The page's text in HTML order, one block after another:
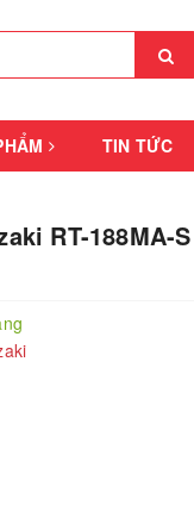
TIN TỨC
RT-188MA-S